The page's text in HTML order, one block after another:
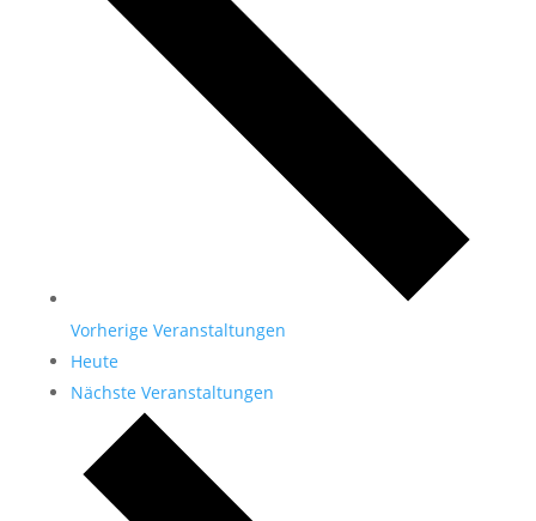
Vorherige Veranstaltungen
Heute
Nächste Veranstaltungen